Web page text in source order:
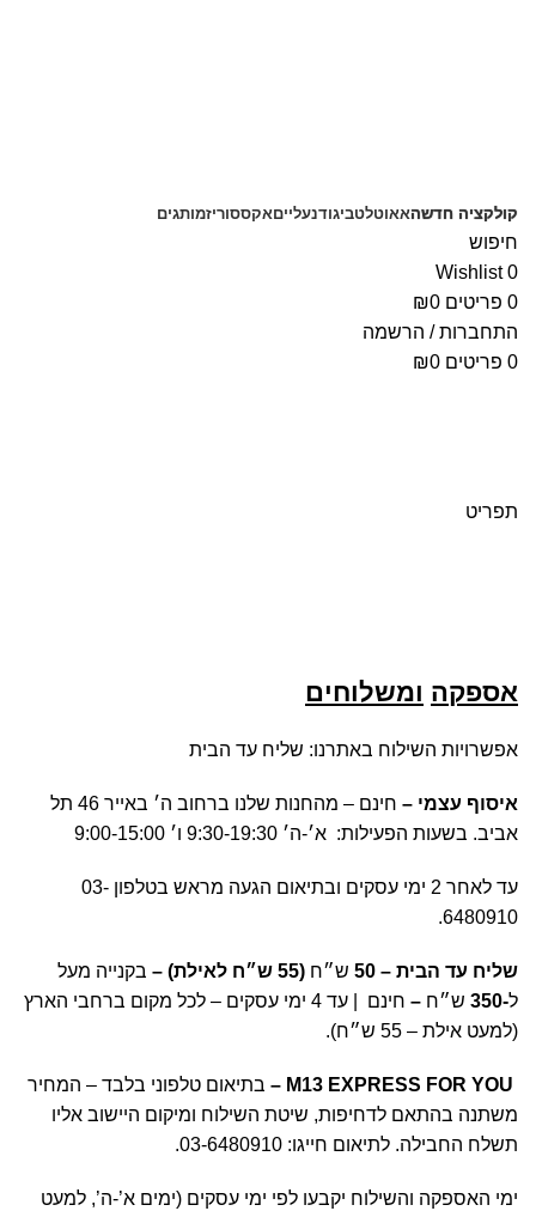
קולקציה חדשהאאוטלטביגודנעלייםאקססוריזמותגים
חיפוש
0
Wishlist
0 פריטים ₪0
התחברות / הרשמה
0 פריטים ₪0
תפריט
אספקה ומשלוחים
אפשרויות השילוח באתרנו: שליח עד הבית
איסוף עצמי –
חינם – מהחנות שלנו ברחוב ה׳ באייר 46 תל
אביב. בשעות הפעילות: א׳-ה׳ 9:30-19:30 ו׳ 9:00-15:00
עד לאחר 2 ימי עסקים ובתיאום הגעה מראש בטלפון 03-
6480910.
שליח עד הבית – 50 ש״ח (55 ש״ח לאילת) –
בקנייה מעל
ל-350 ש״ח – חינם
| עד 4 ימי עסקים – לכל מקום ברחבי הארץ
(למעט אילת – 55 ש״ח).
– בתיאום טלפוני בלבד – המחיר
משתנה בהתאם לדחיפות, שיטת השילוח ומיקום היישוב אליו
תשלח החבילה. לתיאום חייגו: 03-6480910.
ימי האספקה והשילוח יקבעו לפי ימי עסקים (ימים א’-ה’, למעט